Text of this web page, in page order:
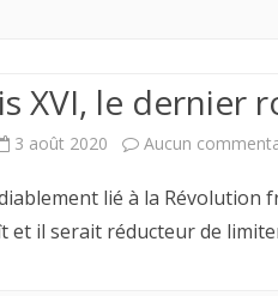
XVI, le dernier
3 août 2020 Aucun
lié à la Révolution
et il serait réducteur de